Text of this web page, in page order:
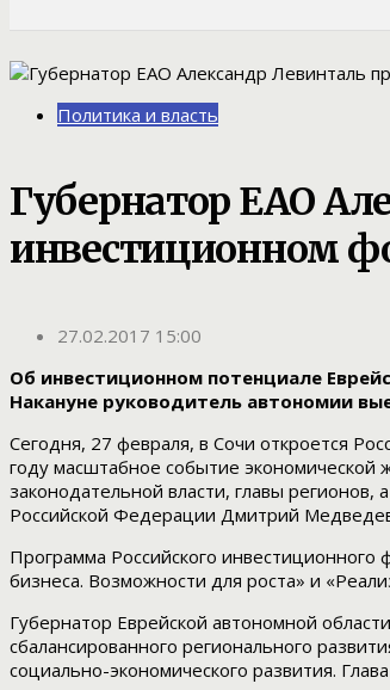
Политика и власть
Губернатор ЕАО
инвестиционном
27.02.2017 15:00
Об инвестиционном потенциале
Накануне руководитель автономии
Сегодня, 27 февраля, в Сочи откроется
году масштабное событие экономической
законодательной власти, главы
Российской Федерации Дмитрий
Программа Российского
бизнеса. Возможности для роста» и
Губернатор Еврейской автономной
сбалансированного регионального
социально-экономического развития.